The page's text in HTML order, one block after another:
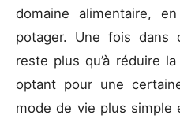
domaine alimentaire,
potager. Une fois
reste plus qu’à réduire
optant pour une
mode de vie plus simple